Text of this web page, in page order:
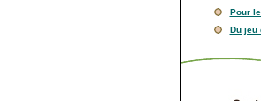
Pour
Du jeu